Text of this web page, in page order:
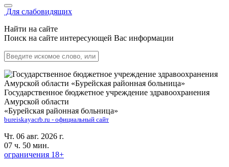
Для слабовидящих
Найти на сайте
Поиск на сайте интересующей Вас информации
Государственное бюджетное учреждение здравоохранения
Амурской области
«Бурейская районная больница»
bureiskayacrb.ru - официальный сайт
Чт. 06 авг. 2026 г.
07 ч. 50 мин.
ограничения 18+